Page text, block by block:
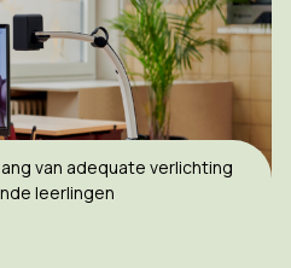
van adequate verlichting
leerlingen